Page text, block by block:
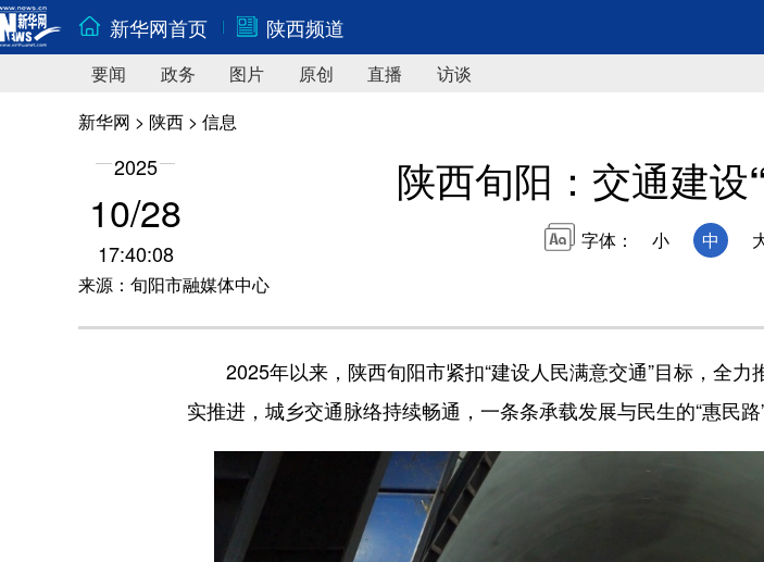
新华网首页 陕西频道
要闻 政务 图片 原创 直播
访谈
新华网 > 陕西 > 信息
2025
10/28
17:40:08
来源：旬阳市融媒体中心
陕西旬阳：交通建
字体： 小 中
2025年以来，陕西旬阳市紧扣“建设人民满意交通”目标，全力
实推进，城乡交通脉络持续畅通，一条条承载发展与民生的“惠民路